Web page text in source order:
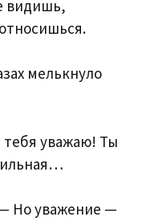
видишь,
мелькнуло
уважаю! Ты
Но уважение —